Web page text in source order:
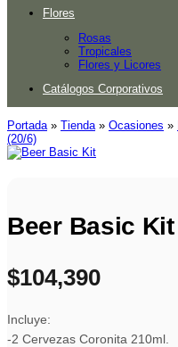
Flores
Rosas
Tropicales
Flores y Licores
Catálogos Corporativos
Portada » Tienda » Ocasiones »
(20/6)
Beer Basic Kit
$104,390
Incluye:
-2 Cervezas Coronita 210ml.